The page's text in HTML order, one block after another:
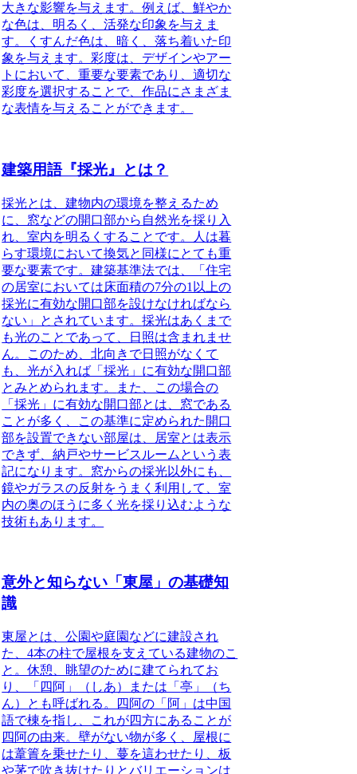
大きな影響を与えます。例えば、鮮やか
な色は、明るく、活発な印象を与えま
す。くすんだ色は、暗く、落ち着いた印
象を与えます。彩度は、デザインやアー
トにおいて、重要な要素であり、適切な
彩度を選択することで、作品にさまざま
な表情を与えることができます。
建築用語『採光』とは？
採光とは、建物内の環境を整えるため
に、窓などの開口部から自然光を採り入
れ、室内を明るくすること です。人は暮
らす環境において換気と同様にとても重
要な要素です。建築基準法では、「住宅
の居室においては床面積の7分の1以上の
採光に有効な開口部を設けなければなら
ない」とされています。採光はあくまで
も光のことであって、日照は含まれませ
ん。
このため、北向きで日照がなくて
も、光が入れば「採光」に有効な開口部
とみとめられます。
また、この場合の
「採光」に有効な開口部とは、窓である
ことが多く、
この基準に定められた開口
部を設置できない部屋は、居室とは表示
できず、納戸やサービスルームという表
記になります。 窓からの採光以外にも、
鏡やガラスの反射をうまく利用して、室
内の奥のほうに多く光を採り込むような
技術もあります。
意外と知らない「東屋」の基礎知
識
東屋とは、公園や庭園などに建設され
た、4本の柱で屋根を支えている建物のこ
と。休憩、眺望のために建てられてお
り、「 四阿 」（しあ）または「亭 」（ち
ん）とも呼ばれる。四阿の「阿」は中国
語で棟を指し、これが四方にあることが
四阿の由来。壁がない物が多く、屋根に
は葦簀を乗せたり、蔓を這わせたり、板
や茅で吹き抜けたりとバリエーションは